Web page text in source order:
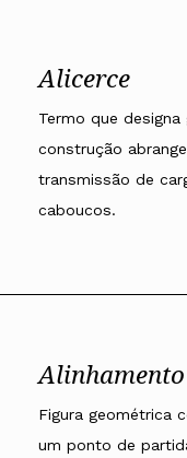
Alicerce
Termo que
construção
transmissão de
caboucos.
Alinhamento
Figura geométrica
um ponto de